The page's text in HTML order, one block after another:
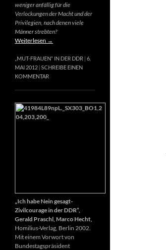
weniger anfällig für die
Verlockungen der Macht und der
Privilegien, nach denen viele
Männer strebten?
Weiterlesen →
„MUT-FRAUEN“ IN DER DDR 6.
MAI 2012 SCHREIBE EINEN
KOMMENTAR
„Ich habe Nein gesagt-
Zivilcourage in der DDR“,
Gerald Praschl, Marco Hecht,
Homilius-Verlag, Berlin 2002.
Mit einem Vorwort von
Bundestagspräsident